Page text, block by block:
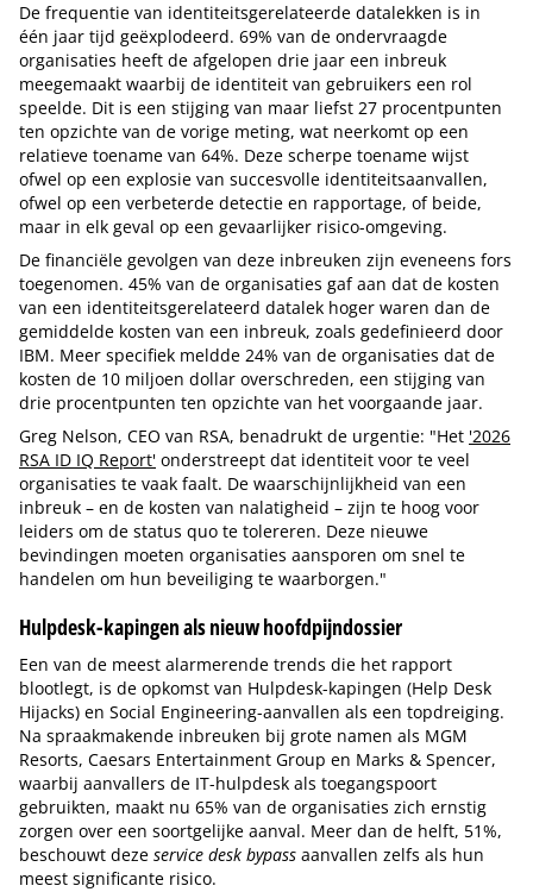
De frequentie van identiteitsgerelateerde datalekken is in
één jaar tijd geëxplodeerd. 69% van de ondervraagde
organisaties heeft de afgelopen drie jaar een inbreuk
meegemaakt waarbij de identiteit van gebruikers een rol
speelde. Dit is een stijging van maar liefst 27 procentpunten
ten opzichte van de vorige meting, wat neerkomt op een
relatieve toename van 64%. Deze scherpe toename wijst
ofwel op een explosie van succesvolle identiteitsaanvallen,
ofwel op een verbeterde detectie en rapportage, of beide,
maar in elk geval op een gevaarlijker risico-omgeving.
De financiële gevolgen van deze inbreuken zijn eveneens fors
toegenomen. 45% van de organisaties gaf aan dat de kosten
van een identiteitsgerelateerd datalek hoger waren dan de
gemiddelde kosten van een inbreuk, zoals gedefinieerd door
IBM. Meer specifiek meldde 24% van de organisaties dat de
kosten de 10 miljoen dollar overschreden, een stijging van
drie procentpunten ten opzichte van het voorgaande jaar.
Greg Nelson, CEO van RSA, benadrukt de urgentie: "Het '2026
RSA ID IQ Report' onderstreept dat identiteit voor te veel
organisaties te vaak faalt. De waarschijnlijkheid van een
inbreuk – en de kosten van nalatigheid – zijn te hoog voor
leiders om de status quo te tolereren. Deze nieuwe
bevindingen moeten organisaties aansporen om snel te
handelen om hun beveiliging te waarborgen."
Hulpdesk-kapingen als nieuw hoofdpijndossier
Een van de meest alarmerende trends die het rapport
blootlegt, is de opkomst van Hulpdesk-kapingen (Help Desk
Hijacks) en Social Engineering-aanvallen als een topdreiging.
Na spraakmakende inbreuken bij grote namen als MGM
Resorts, Caesars Entertainment Group en Marks & Spencer,
waarbij aanvallers de IT-hulpdesk als toegangspoort
gebruikten, maakt nu 65% van de organisaties zich ernstig
zorgen over een soortgelijke aanval. Meer dan de helft, 51%,
beschouwt deze service desk bypass aanvallen zelfs als hun
meest significante risico.